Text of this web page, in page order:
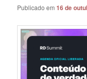
Publicado em16 de